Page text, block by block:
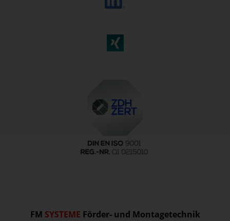
FM SYSTEME Förder- und Montagetechnik